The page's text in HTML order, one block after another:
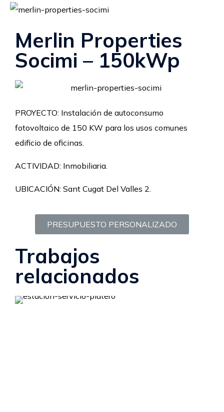
Merlin Properties
Socimi – 150kWp
PROYECTO: Instalación de autoconsumo
fotovoltaico de 150 KW para los usos comunes
edificio de oficinas.
ACTIVIDAD: Inmobiliaria.
UBICACIÓN: Sant Cugat Del Valles 2.
PRESUPUESTO PERSONALIZADO
Trabajos
relacionados